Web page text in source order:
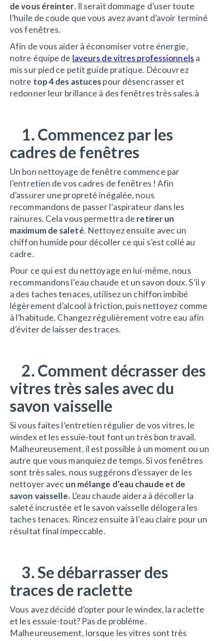
de vous éreinter. Il serait dommage d’user toute
l’huile de coude que vous avez avant d’avoir terminé
vos fenêtres.
Afin de vous aider à économiser votre énergie,
notre équipe de laveurs de vitres professionnels a
mis sur pied ce petit guide pratique. Découvrez
notre top 4 des astucespour désencrasser et
redonner leur brillance à des fenêtres très sales.à
1. Commencez par les
cadres de fenêtres
Un bon nettoyage de fenêtre commence par
l’entretien de vos cadres de fenêtres ! Afin
d’assurer une propreté inégalée, nous
recommandons de passer l’aspirateur dans les
rainures. Cela vous permettra de retirer un
maximum de saleté. Nettoyez ensuite avec un
chiffon humide pour décoller ce qui s’est collé au
cadre.
Pour ce qui est du nettoyage en lui-même, nous
recommandons l’eau chaude et un savon doux. S’il y
a des taches tenaces, utilisez un chiffon imbibé
légèrement d’alcool à friction, puis nettoyez comme
à l’habitude. Changez régulièrement votre eau afin
d’éviter de laisser des traces.
2. Comment décrasser des
vitres très sales avec du
savon vaisselle
Si vous faites l’entretien régulier de vos vitres, le
windex et les essuie-tout font un très bon travail.
Malheureusement, il est possible à un moment ou un
autre que vous manquiez de temps. Si vos fenêtres
sont très sales, nous suggérons d’essayer de les
nettoyer avec un mélange d’eau chaude et de
savon vaisselle. L’eau chaude aidera à décoller la
saleté incrustée et le savon vaisselle délogera les
taches tenaces. Rincez ensuite à l’eau claire pour un
résultat final impeccable.
3. Se débarrasser des
traces de raclette
Vous avez décidé d’opter pour le windex, la raclette
et les essuie-tout? Pas de problème.
Malheureusement, lorsque les vitres sont très